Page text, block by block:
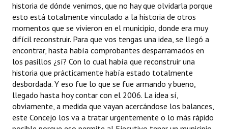
historia de dónde venimos, que no hay que olvidarla porque
esto está totalmente vinculado a la historia de otros
momentos que se vivieron en el municipio, donde era muy
difícil reconstruir. Para que vos tengas una idea, se llegó a
encontrar, hasta había comprobantes desparramados en
los pasillos ¿sí? Con lo cual había que reconstruir una
historia que prácticamente había estado totalmente
desbordada. Y eso fue lo que se fue armando y bueno,
llegado hasta hoy contar con el 2006. La idea sí,
obviamente, a medida que vayan acercándose los balances,
este Concejo los va a tratar urgentemente o lo más rápido